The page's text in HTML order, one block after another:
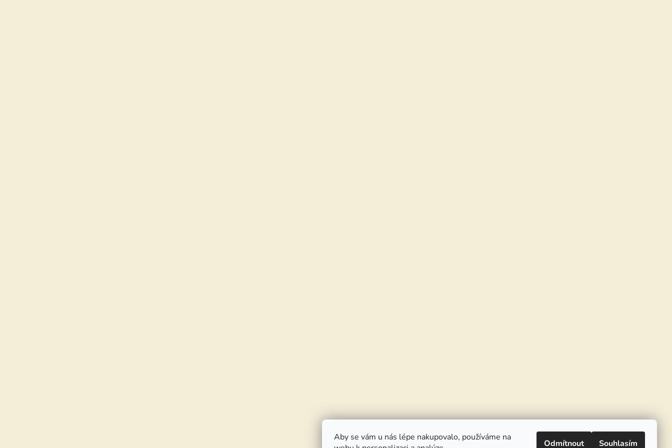
Aby se vám u nás lépe nakupovalo, používáme na
Odmítnout Souhlasím